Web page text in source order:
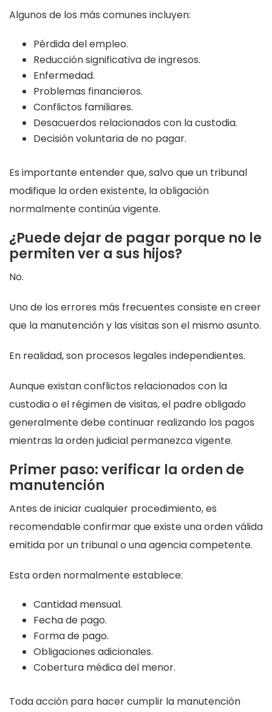
Algunos de los más comunes incluyen:
Pérdida del empleo.
Reducción significativa de ingresos.
Enfermedad.
Problemas financieros.
Conflictos familiares.
Desacuerdos relacionados con la custodia.
Decisión voluntaria de no pagar.
Es importante entender que, salvo que un tribunal
modifique la orden existente, la obligación
normalmente continúa vigente.
¿Puede dejar de pagar porque no le
permiten ver a sus hijos?
No.
Uno de los errores más frecuentes consiste en creer
que la manutención y las visitas son el mismo asunto.
En realidad, son procesos legales independientes.
Aunque existan conflictos relacionados con la
custodia o el régimen de visitas, el padre obligado
generalmente debe continuar realizando los pagos
mientras la orden judicial permanezca vigente.
Primer paso: verificar la orden de
manutención
Antes de iniciar cualquier procedimiento, es
recomendable confirmar que existe una orden válida
emitida por un tribunal o una agencia competente.
Esta orden normalmente establece:
Cantidad mensual.
Fecha de pago.
Forma de pago.
Obligaciones adicionales.
Cobertura médica del menor.
Toda acción para hacer cumplir la manutención